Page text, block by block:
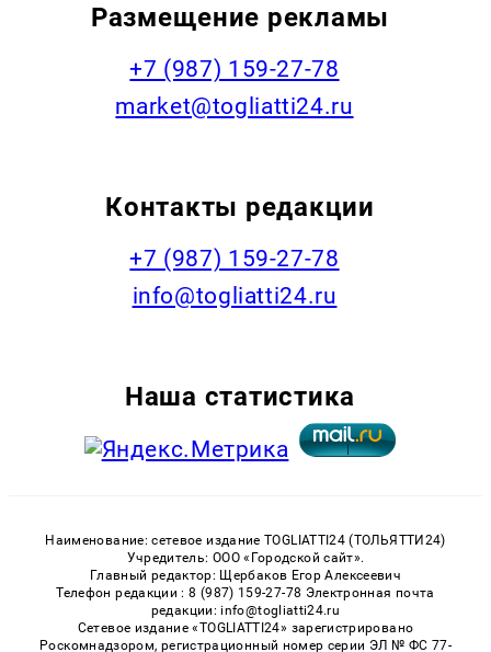
Размещение рекламы
+7 (987) 159-27-78
market@togliatti24.ru
Контакты редакции
+7 (987) 159-27-78
info@togliatti24.ru
Наша статистика
Наименование: сетевое издание TOGLIATTI24 (ТОЛЬЯТТИ24)
Учредитель: ООО «Городской сайт».
Главный редактор: Щербаков Егор Алексеевич
Телефон редакции : 8 (987) 159-27-78 Электронная почта
редакции: info@togliatti24.ru
Сетевое издание «TOGLIATTI24» зарегистрировано
Роскомнадзором, регистрационный номер серии ЭЛ № ФС 77-